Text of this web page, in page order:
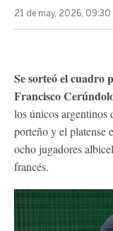
21 de may, 2026, 09:30
Se sorteó el cuadro
Francisco
los únicos argentinos
porteño y el platense
ocho jugadores
francés.